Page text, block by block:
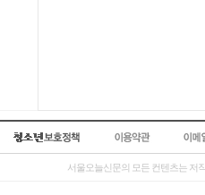
서울오늘신문의 모든 컨텐츠는 저